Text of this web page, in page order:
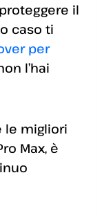
il
caso ti
per
l’hai
le migliori
Max, è